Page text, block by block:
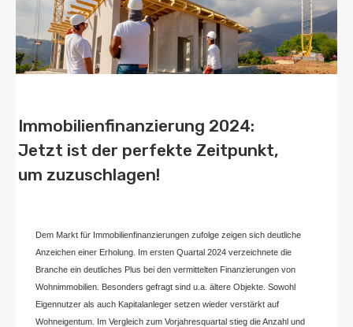
Immobilienfinanzierung 2024:
Jetzt ist der perfekte Zeitpunkt,
um zuzuschlagen!
Veröffentlicht in
Dem Markt für Immobilienfinanzierungen zufolge zeigen sich deutliche
Anzeichen einer Erholung. Im ersten Quartal 2024 verzeichnete die
Branche ein deutliches Plus bei den vermittelten Finanzierungen von
Wohnimmobilien. Besonders gefragt sind u.a. ältere Objekte. Sowohl
Eigennutzer als auch Kapitalanleger setzen wieder verstärkt auf
Wohneigentum. Im Vergleich zum Vorjahresquartal stieg die Anzahl und